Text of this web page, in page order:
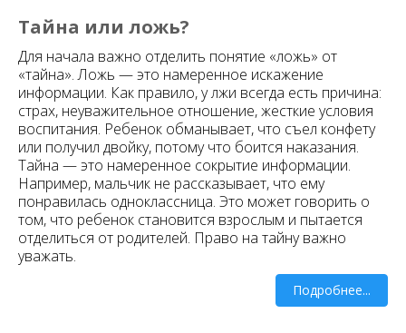
Тайна или ложь?
Для начала важно отделить понятие «ложь» от
«тайна». Ложь — это намеренное искажение
информации. Как правило, у лжи всегда есть причина:
страх, неуважительное отношение, жесткие условия
воспитания. Ребенок обманывает, что съел конфету
или получил двойку, потому что боится наказания.
Тайна — это намеренное сокрытие информации.
Например, мальчик не рассказывает, что ему
понравилась одноклассница. Это может говорить о
том, что ребенок становится взрослым и пытается
отделиться от родителей. Право на тайну важно
уважать.
Подробнее...